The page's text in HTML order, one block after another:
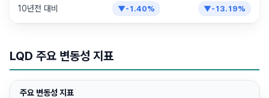
10년전 대비 ▼-1.40% ▼-13.19%
LQD 주요 변동성 지표
주요 변동성 지표